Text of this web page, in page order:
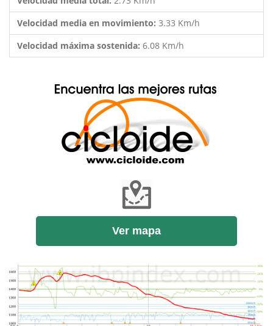
Velocidad media en movimiento: 3.33 Km/h
Velocidad máxima sostenida: 6.08 Km/h
Ver mapa